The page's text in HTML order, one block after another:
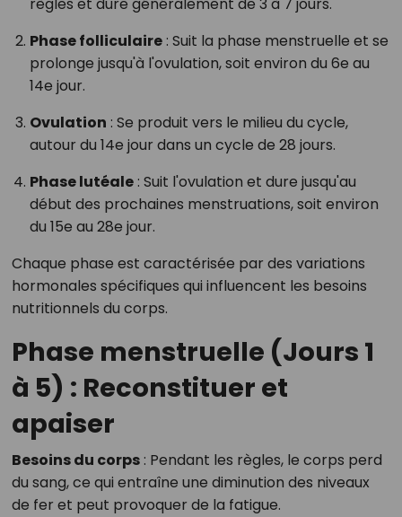
règles et dure généralement de 3 à 7 jours.
Phase folliculaire: Suit la phase menstruelle et se
prolonge jusqu'à l'ovulation, soit environ du 6e au
14e jour.
Ovulation : Se produit vers le milieu du cycle,
autour du 14e jour dans un cycle de 28 jours.
Phase lutéale: Suit l'ovulation et dure jusqu'au
début des prochaines menstruations, soit environ
du 15e au 28e jour.
Chaque phase est caractérisée par des variations
hormonales spécifiques qui influencent les besoins
nutritionnels du corps.
Phase menstruelle (Jours 1
à 5) : Reconstituer et
apaiser
Besoins du corps: Pendant les règles, le corps perd
du sang, ce qui entraîne une diminution des niveaux
de fer et peut provoquer de la fatigue.